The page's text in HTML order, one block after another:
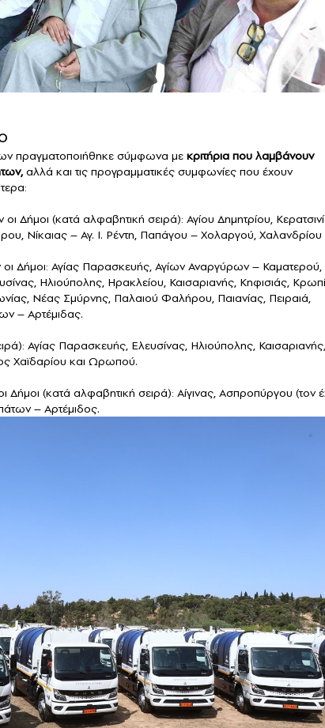
πραγματοποιήθηκε σύμφωνα με κριτήρια που λαμβάνουν
αλλά και τις προγραμματικές συμφωνίες που έχουν
Δήμοι (κατά αλφαβητική σειρά): Αγίου Δημητρίου,
Νίκαιας – Αγ. Ι. Ρέντη, Παπάγου – Χολαργού, Χαλανδρίου
Δήμοι: Αγίας Παρασκευής, Αγίων Αναργύρων – Καματερού,
Ηλιούπολης, Ηρακλείου, Καισαριανής, Κηφισιάς,
Νέας Σμύρνης, Παλαιού Φαλήρου, Παιανίας, Πειραιά,
– Αρτέμιδας.
Αγίας Παρασκευής, Ελευσίνας, Ηλιούπολης, Καισαριανής,
Χαϊδαρίου και Ωρωπού.
(κατά αλφαβητική σειρά): Αίγινας, Ασπροπύργου (τον
– Αρτέμιδος.